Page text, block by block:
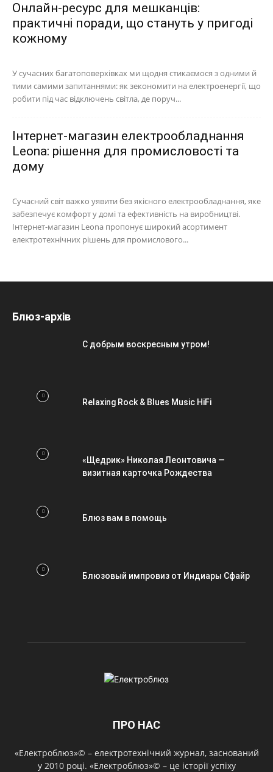
Онлайн-ресурс для мешканців:
практичні поради, що стануть у пригоді
кожному
У сучасних багатоповерхівках ми щодня стикаємося з одними й
тими самими запитаннями: як зекономити на електроенергії, що
робити під час відключень світла, де поруч...
Інтернет-магазин електрообладнання
Leona: рішення для промисловості та
дому
Сучасний світ важко уявити без якісного електрообладнання, яке
забезпечує комфорт у домі та ефективність на виробництві.
Інтернет-магазин Leona пропонує широкий асортимент
електротехнічних рішень для промислового...
Блюз-архів
С добрым воскресным утром!
Relaxing Rock & Blues Music HiFi
«Щедрик» Николая Леонтовича —
визитная карточка Рождества
Блюз вам в помощь
Блюзовый импровиз от Индиары Сфайр
ПРО НАС
«Електроблюз»© – електротехнічний журнал, заснований
у 2010 році. «Електроблюз»© – це історії успіху